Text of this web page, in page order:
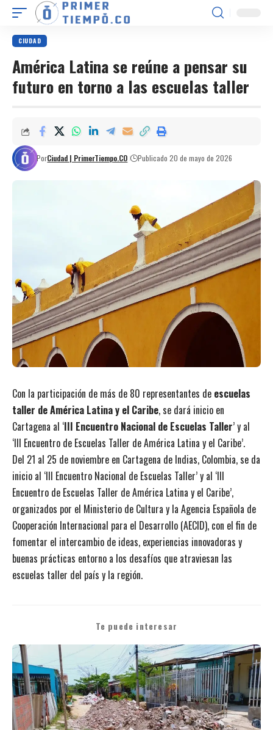
CIUDAD
América Latina se reúne a pensar su
futuro en torno a las escuelas taller
PorCiudad | PrimerTiempo.CO Publicado 20 de mayo de 2026
Con la participación de más de 80 representantes de escuelas
taller de América Latina y el Caribe, se dará inicio en
Cartagena al ‘III Encuentro Nacional de Escuelas Taller’ y al
‘III Encuentro de Escuelas Taller de América Latina y el Caribe’.
Del 21 al 25 de noviembre en Cartagena de Indias, Colombia, se da
inicio al ‘III Encuentro Nacional de Escuelas Taller’ y al ‘III
Encuentro de Escuelas Taller de América Latina y el Caribe’,
organizados por el Ministerio de Cultura y la Agencia Española de
Cooperación Internacional para el Desarrollo (AECID), con el fin de
fomentar el intercambio de ideas, experiencias innovadoras y
buenas prácticas entorno a los desafíos que atraviesan las
escuelas taller del país y la región.
Te puede interesar